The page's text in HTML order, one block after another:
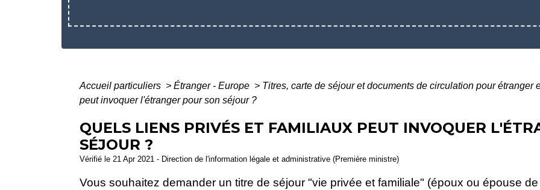
Accueil particuliers > Étranger - Europe > Titres, carte de séjour et documents de circulation pour étranger
peut invoquer l'étranger pour son séjour ?
QUELS LIENS PRIVÉS ET FAMILIAUX PEUT INVOQUER
SÉJOUR ?
Vérifié le 21 Apr 2021 - Direction de l'information légale et administrative (Première ministre)
Vous souhaitez demander un titre de séjour "vie privée et familiale" (époux ou épouse